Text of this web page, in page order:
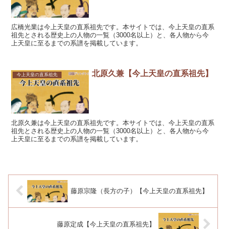
広橋光業は今上天皇の直系祖先です。本サイトでは、今上天皇の直系
祖先とされる歴史上の人物の一覧（3000名以上）と、各人物から今
上天皇に至るまでの系譜を掲載しています。
今上天皇の直系祖先 北原久兼【今上天皇の直系祖先】
北原久兼は今上天皇の直系祖先です。本サイトでは、今上天皇の直系
祖先とされる歴史上の人物の一覧（3000名以上）と、各人物から今
上天皇に至るまでの系譜を掲載しています。
藤原宗隆（長方の子）【今上天皇の直系祖先】
藤原定成【今上天皇の直系祖先】